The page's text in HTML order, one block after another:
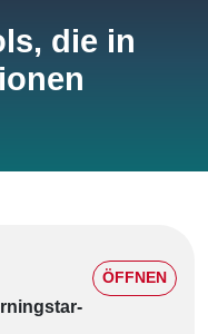
die in
ÖFFNEN